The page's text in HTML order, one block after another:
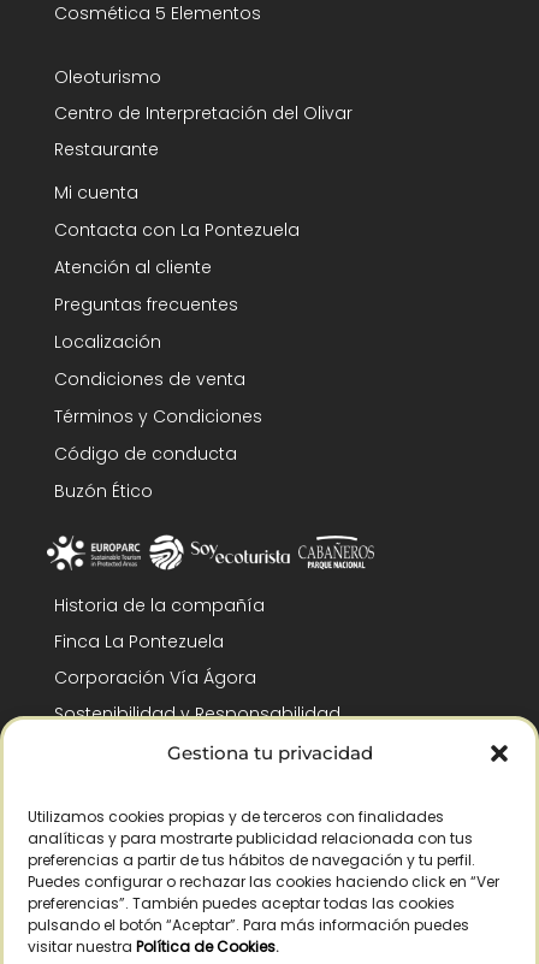
Gestiona tu privacidad
Utilizamos cookies propias y de terceros con finalidades
analíticas y para mostrarte publicidad relacionada con tus
preferencias a partir de tus hábitos de navegación y tu perfil.
Puedes configurar o rechazar las cookies haciendo click en “Ver
preferencias”. También puedes aceptar todas las cookies
pulsando el botón “Aceptar”. Para más información puedes
visitar nuestra Política de Cookies.
Cosmética 5 Elementos
Oleoturismo
Centro de Interpretación del Olivar
Restaurante
Mi cuenta
Contacta con La Pontezuela
Atención al cliente
Preguntas frecuentes
Localización
Condiciones de venta
Términos y Condiciones
Código de conducta
Buzón Ético
Historia de la compañía
Finca La Pontezuela
Corporación Vía Ágora
Sostenibilidad y Responsabilidad
RSC y Fundación Gómez-Pintado
Reconocimientos